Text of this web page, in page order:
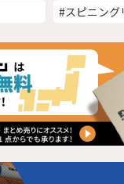
#スピニング